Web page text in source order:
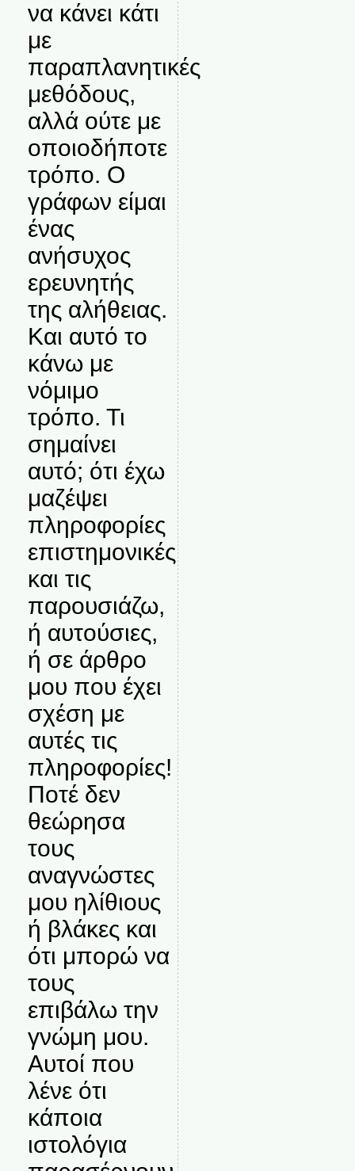
να κάνει κάτι
με
παραπλανητικές
μεθόδους,
αλλά ούτε με
οποιοδήποτε
τρόπο. Ο
γράφων είμαι
ένας
ανήσυχος
ερευνητής
της αλήθειας.
Και αυτό το
κάνω με
νόμιμο
τρόπο. Τι
σημαίνει
αυτό; ότι έχω
μαζέψει
πληροφορίες
επιστημονικές
και τις
παρουσιάζω,
ή αυτούσιες,
ή σε άρθρο
μου που έχει
σχέση με
αυτές τις
πληροφορίες!
Ποτέ δεν
θεώρησα
τους
αναγνώστες
μου ηλίθιους
ή βλάκες και
ότι μπορώ να
τους
επιβάλω την
γνώμη μου.
Αυτοί που
λένε ότι
κάποια
ιστολόγια